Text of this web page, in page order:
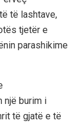
të lashtave,
tjetër e
parashikime
një burim i
të gjatë e të